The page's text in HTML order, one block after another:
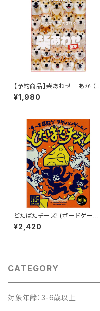
【予約商品】柴あわせ あか （8
月9日発売） (ボードゲーム カー
ドゲーム) 6歳以上 10分程度 2
¥1,980
どたばたチーズ! (ボードゲーム
カードゲーム) 8歳以上 10分程
度 2-8人用
¥2,420
CATEGORY
対象年齢：3-6歳以上